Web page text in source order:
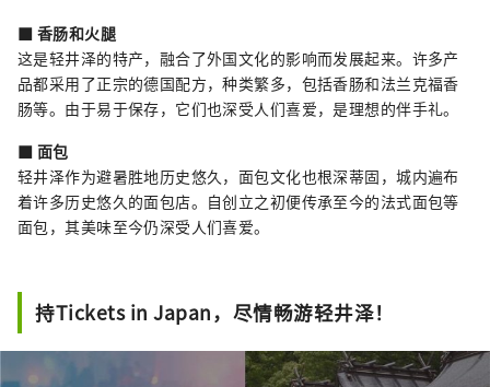
■ 香肠和火腿
这是轻井泽的特产，融合了外国文化的影响而发展起来。许多产
品都采用了正宗的德国配方，种类繁多，包括香肠和法兰克福香
肠等。由于易于保存，它们也深受人们喜爱，是理想的伴手礼。
■ 面包
轻井泽作为避暑胜地历史悠久，面包文化也根深蒂固，城内遍布
着许多历史悠久的面包店。自创立之初便传承至今的法式面包等
面包，其美味至今仍深受人们喜爱。
持Tickets in Japan，尽情畅游轻井泽！